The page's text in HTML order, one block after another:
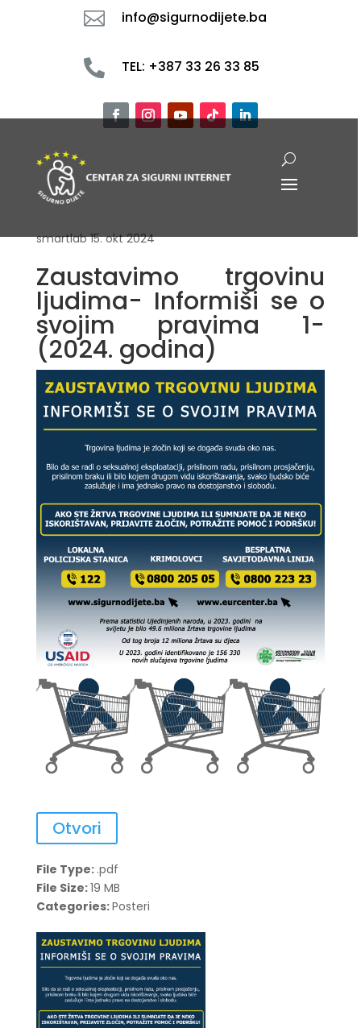
 info@sigurnodijete.ba
 TEL: +387 33 26 33 85
smartlab 15. okt 2024
Zaustavimo trgovinu
ljudima- Informiši se o
svojim pravima 1-
(2024. godina)
Otvori
File Type: .pdf
File Size:19 MB
Categories:Posteri